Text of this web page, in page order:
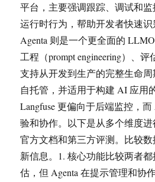
平台，主要强调跟踪、调试和
运行时行为，帮助开发者快速识
Agenta 则是一个更全面的
工程（prompt engineering）、
支持从开发到生产的完整生命
自托管，并适用于构建 AI 应用
Langfuse 更偏向于后端监控，
验和协作。以下是从多个维度
官方文档和第三方评测。比较
新信息。1. 核心功能比较两者
估，但 Agenta 在提示管理和协